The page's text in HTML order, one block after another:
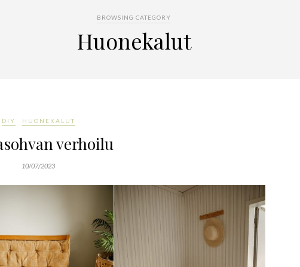
BROWSING CATEGORY
Huonekalut
DIY HUONEKALUT
verhoilu
10/07/2023